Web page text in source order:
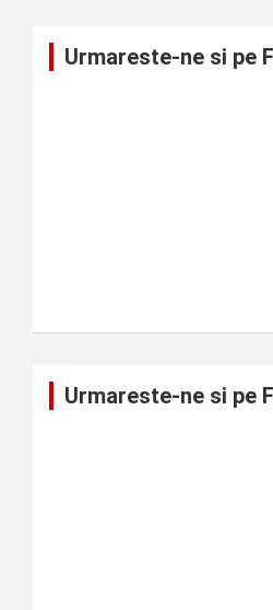
Urmareste-ne si pe
Urmareste-ne si pe